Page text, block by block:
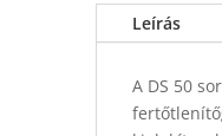
Leírás
A DS 50